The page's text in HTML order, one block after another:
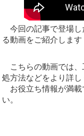
今回の記事で登場し
る動画をご紹介します
こちらの動画では、
処方法などをより詳し
お役立ち情報が満載
い。